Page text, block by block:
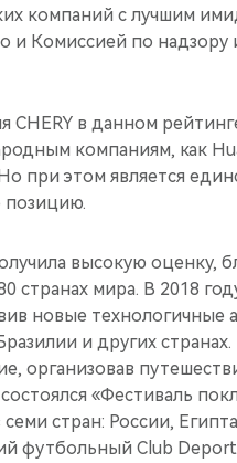
компаний с лучшим
и Комиссией по надзору
CHERY в данном
компаниям, как
при этом является
позицию.
высокую оценку,
странах мира. В 2018
новые
и других
организовав
«Фестиваль
семи стран: России,
футбольный Club